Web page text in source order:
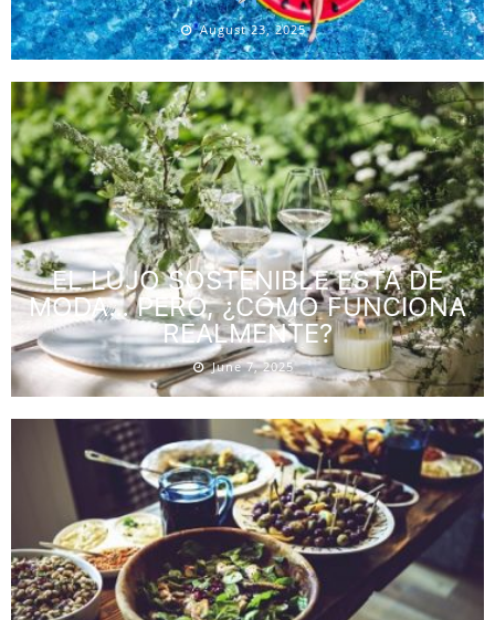
August 23, 2025
EL LUJO SOSTENIBLE ESTÁ DE
MODA… PERO, ¿CÓMO FUNCIONA
REALMENTE?
June 7, 2025